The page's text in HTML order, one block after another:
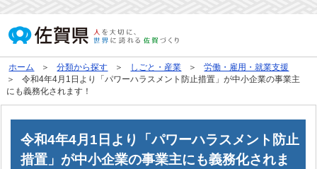
ホーム 分類から探す しごと・産業
労働・雇用・就業支援
令和4年4月1日より「パワーハラスメント防止措置」が中小企業の事業主
にも義務化されます！
令和4年4月1日より「パワーハラスメント防止
措置」が中小企業の事業主にも義務化されま